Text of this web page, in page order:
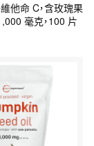
他命 C，含玫瑰果
毫克，100 片